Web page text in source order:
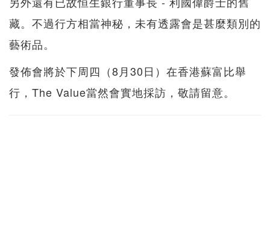
藏。不過行方相當神秘，未有透露會是甚麼類別的
藝術品。
發佈會將於下周四（8月30日）在香港蘇富比舉
行，The Value當然會實地採訪，敬請留意。